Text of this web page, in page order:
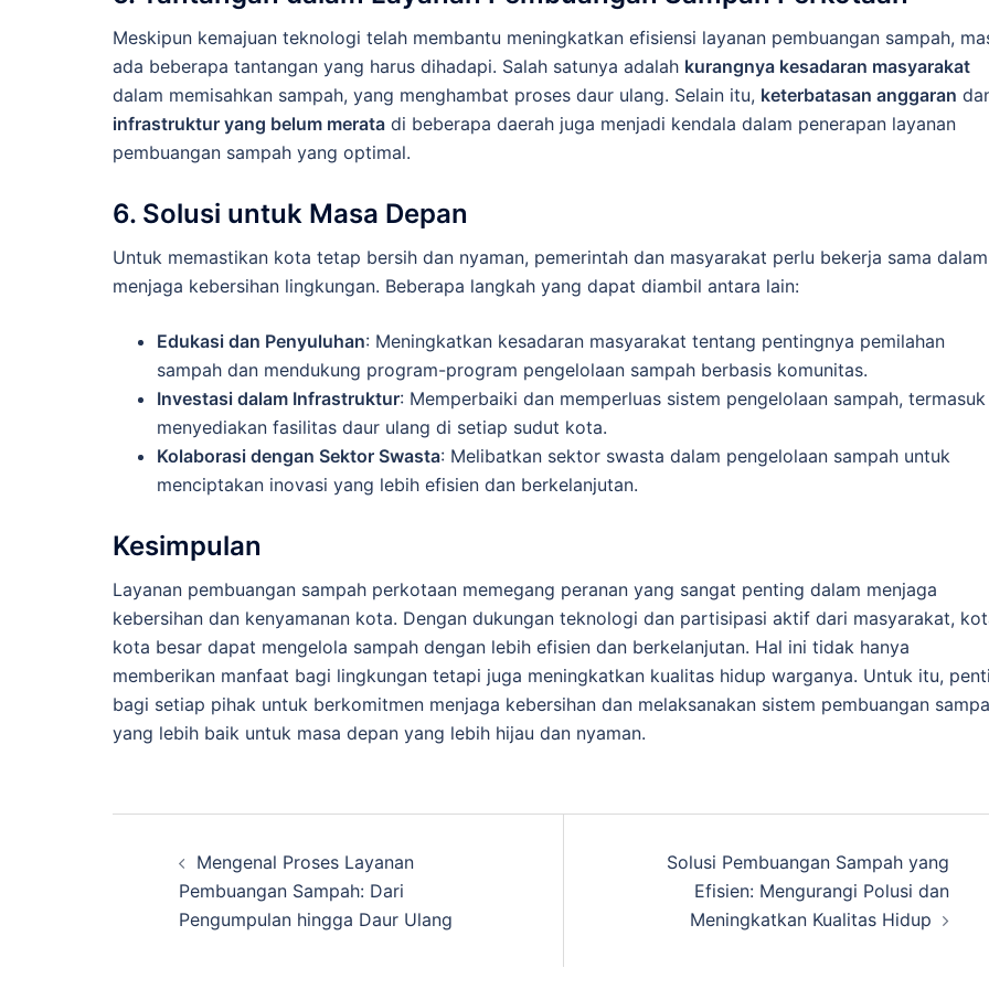
Meskipun kemajuan teknologi telah membantu meningkatkan efisiensi layanan pembuangan sampah,
ada beberapa tantangan yang harus dihadapi. Salah satunya adalah kurangnya kesadaran masyarakat
dalam memisahkan sampah, yang menghambat proses daur ulang. Selain itu, keterbatasan anggaran
infrastruktur yang belum merata di beberapa daerah juga menjadi kendala dalam penerapan layanan
pembuangan sampah yang optimal.
6. Solusi untuk Masa Depan
Untuk memastikan kota tetap bersih dan nyaman, pemerintah dan masyarakat perlu bekerja sama dalam
menjaga kebersihan lingkungan. Beberapa langkah yang dapat diambil antara lain:
Edukasi dan Penyuluhan: Meningkatkan kesadaran masyarakat tentang pentingnya pemilahan
sampah dan mendukung program-program pengelolaan sampah berbasis komunitas.
Investasi dalam Infrastruktur: Memperbaiki dan memperluas sistem pengelolaan sampah, termasuk
menyediakan fasilitas daur ulang di setiap sudut kota.
Kolaborasi dengan Sektor Swasta: Melibatkan sektor swasta dalam pengelolaan sampah untuk
menciptakan inovasi yang lebih efisien dan berkelanjutan.
Kesimpulan
Layanan pembuangan sampah perkotaan memegang peranan yang sangat penting dalam menjaga
kebersihan dan kenyamanan kota. Dengan dukungan teknologi dan partisipasi aktif dari masyarakat,
kota besar dapat mengelola sampah dengan lebih efisien dan berkelanjutan. Hal ini tidak hanya
memberikan manfaat bagi lingkungan tetapi juga meningkatkan kualitas hidup warganya. Untuk itu,
bagi setiap pihak untuk berkomitmen menjaga kebersihan dan melaksanakan sistem pembuangan
yang lebih baik untuk masa depan yang lebih hijau dan nyaman.
TulisanMengenal Proses Layanan
Pembuangan Sampah: Dari
Pengumpulan hingga Daur Ulang
Solusi Pembuangan Sampah yang
Efisien: Mengurangi Polusi dan
Meningkatkan Kualitas Hidup